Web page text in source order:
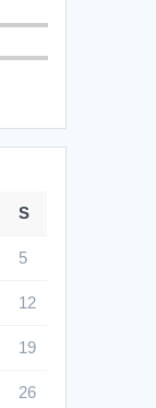
S
5
12
19
26